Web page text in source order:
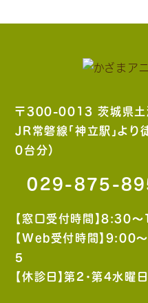
〒300-0013 茨城県土
JR常磐線「神立駅」よ
0台分）
029-875-
【窓口受付時間】
【Web受付時間】
5
【休診日】第2・第4水曜